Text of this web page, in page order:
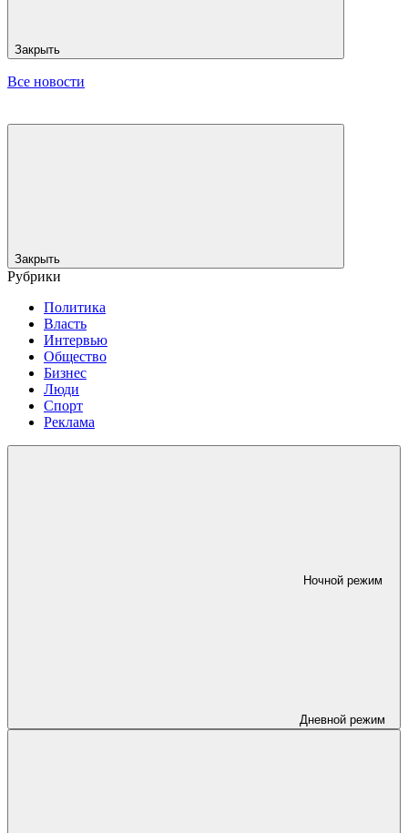
Закрыть
Все новости
Закрыть
Рубрики
Политика
Власть
Интервью
Общество
Бизнес
Люди
Спорт
Реклама
Ночной режим
Дневной режим